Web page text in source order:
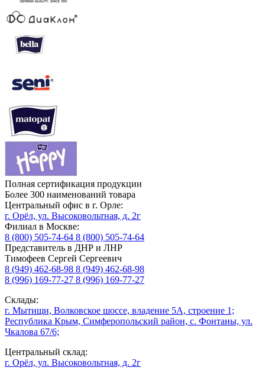
Полная сертификация продукции
Более 300 наименований товара
Центральный офис в г. Орле:
г. Орёл, ул. Высоковольтная, д. 2г
Филиал в Москве:
8 (800) 505-74-64 8 (800) 505-74-64
Представитель в ДНР и ЛНР
Тимофеев Сергей Сергеевич
8 (949) 462-68-98 8 (949) 462-68-98
8 (996) 169-77-27 8 (996) 169-77-27
Склады:
г. Мытищи, Волковское шоссе, владение 5А, строение 1;
Республика Крым, Симферопольский район, с. Фонтаны, ул.
Чкалова 67/6;
Центральный склад:
г. Орёл, ул. Высоковольтная, д. 2г